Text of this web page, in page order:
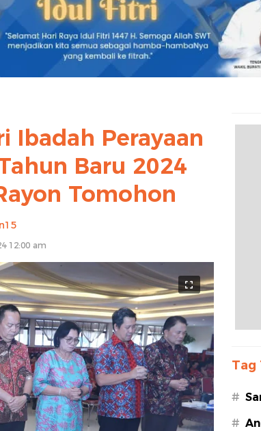
Ibadah Perayaan
Baru 2024
Tomohon
12:00 am
Tag
#
#